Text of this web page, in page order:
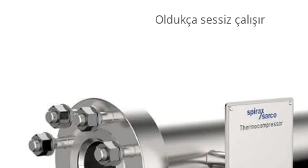
Oldukça sessiz çalışır